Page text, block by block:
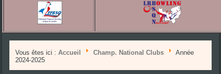
Vous êtes ici :Accueil Champ. National Clubs
Année
2024-2025